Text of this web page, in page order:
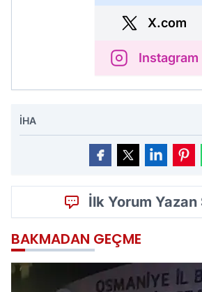
X.com
Instagram
İHA
İlk Yorum Yazan
BAKMADAN GEÇME